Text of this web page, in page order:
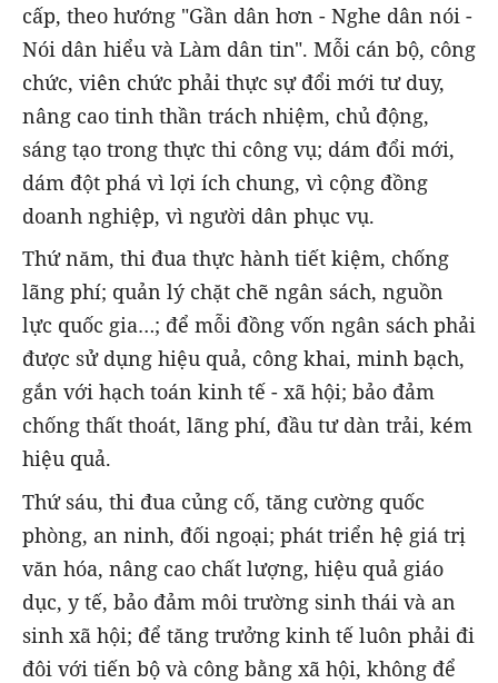
cấp, theo hướng "Gần dân hơn - Nghe dân nói -
Nói dân hiểu và Làm dân tin". Mỗi cán bộ, công
chức, viên chức phải thực sự đổi mới tư duy,
nâng cao tinh thần trách nhiệm, chủ động,
sáng tạo trong thực thi công vụ; dám đổi mới,
dám đột phá vì lợi ích chung, vì cộng đồng
doanh nghiệp, vì người dân phục vụ.
Thứ năm, thi đua thực hành tiết kiệm, chống
lãng phí; quản lý chặt chẽ ngân sách, nguồn
lực quốc gia…; để mỗi đồng vốn ngân sách phải
được sử dụng hiệu quả, công khai, minh bạch,
gắn với hạch toán kinh tế - xã hội; bảo đảm
chống thất thoát, lãng phí, đầu tư dàn trải, kém
hiệu quả.
Thứ sáu, thi đua củng cố, tăng cường quốc
phòng, an ninh, đối ngoại; phát triển hệ giá trị
văn hóa, nâng cao chất lượng, hiệu quả giáo
dục, y tế, bảo đảm môi trường sinh thái và an
sinh xã hội; để tăng trưởng kinh tế luôn phải đi
đôi với tiến bộ và công bằng xã hội, không để